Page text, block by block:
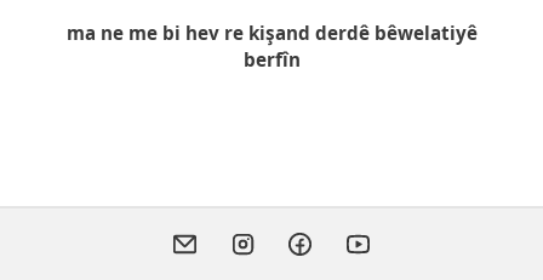
ma ne me bi hev re kişand derdê bêwelatiyê
berfîn
Helbestên Helbestvan